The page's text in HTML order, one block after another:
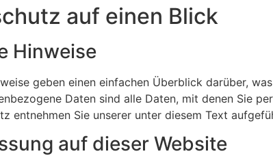
auf einen Blick
Hinweise
geben einen einfachen Überblick darüber,
Daten sind alle Daten, mit denen Sie
entnehmen Sie unserer unter diesem Text
auf dieser Website